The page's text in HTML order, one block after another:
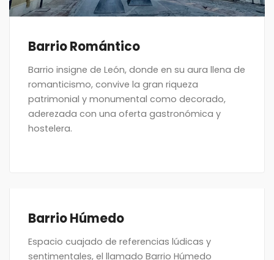
Barrio Romántico
Barrio insigne de León, donde en su aura llena de
romanticismo, convive la gran riqueza
patrimonial y monumental como decorado,
aderezada con una oferta gastronómica y
hostelera.
Barrio Húmedo
Espacio cuajado de referencias lúdicas y
sentimentales, el llamado Barrio Húmedo